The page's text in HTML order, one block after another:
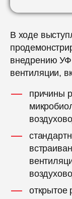
В ходе
внедрению УФ
вентиляции,
причины
открытое